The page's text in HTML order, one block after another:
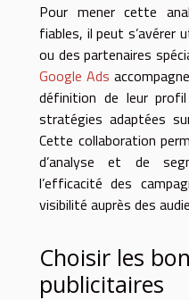
Pour mener cette
fiables, il peut s’avérer
ou des partenaires
Google Ads
définition de leur
stratégies adaptées
Cette collaboration
d’analyse et de
l’efficacité des
visibilité auprès des
Choisir les
publicitaires